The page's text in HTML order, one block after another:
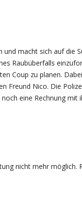
macht sich auf die
Raubüberfalls
Coup zu planen.
Freund Nico. Die
eine Rechnung mit
nicht mehr möglich.